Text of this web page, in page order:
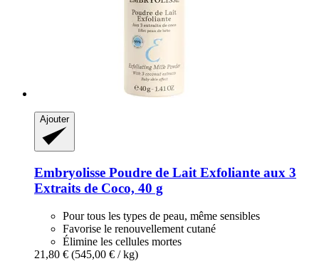
Ajouter
Embryolisse Poudre de Lait Exfoliante aux 3
Extraits de Coco, 40 g
Pour tous les types de peau, même sensibles
Favorise le renouvellement cutané
Élimine les cellules mortes
21,80 € (545,00 € / kg)